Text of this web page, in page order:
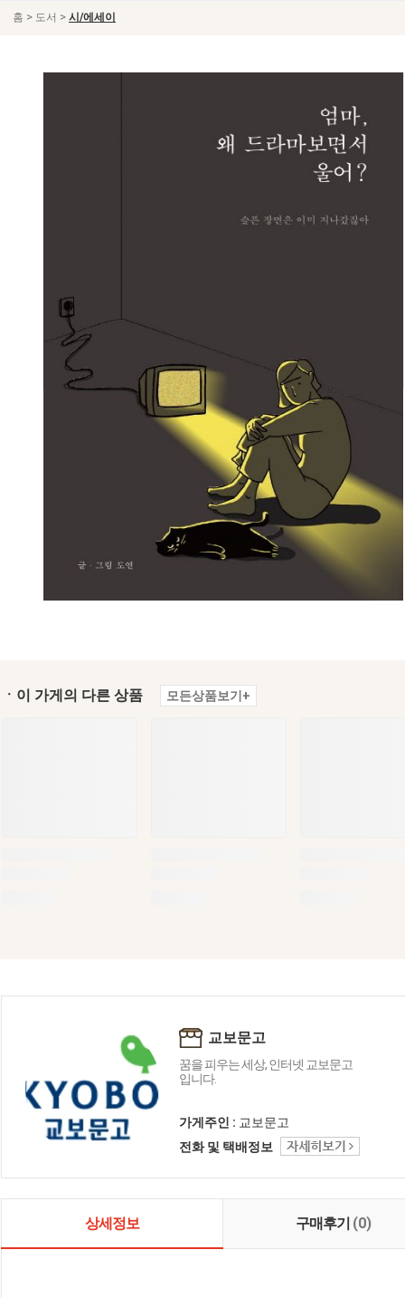
홈 > 도서 > 시/에세이
ㆍ이 가게의 다른 상품 모든상품보기+
교보문고
꿈을 피우는 세상, 인터넷 교보문고
입니다.
가게주인 : 교보문고
전화 및 택배정보
상세정보 구매후기 (0)